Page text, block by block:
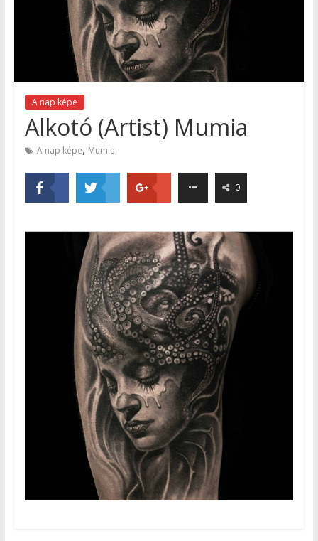
A nap képe
Alkotó (Artist) Mumia
A nap képe, Mumia
0